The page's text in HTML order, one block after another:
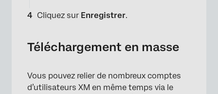
Cliquez sur Enregistrer.
Téléchargement en masse
Vous pouvez relier de nombreux comptes
d’utilisateurs XM en même temps via le